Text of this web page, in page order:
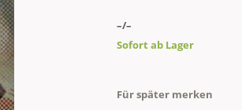
–/–
Sofort ab Lager
Für später merken